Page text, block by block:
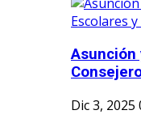
Asunción
Dic 3, 2025